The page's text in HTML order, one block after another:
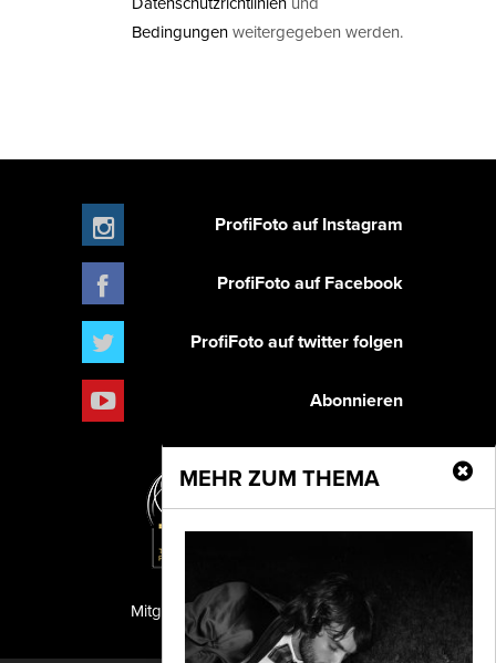
Bedingungenweitergegeben werden.
MEHR ZUM THEMA
ProfiFoto auf Instagram
ProfiFoto auf Facebook
ProfiFoto auf twitter folgen
Abonnieren
PF Publishing GmbH
Mitglied der TIPA